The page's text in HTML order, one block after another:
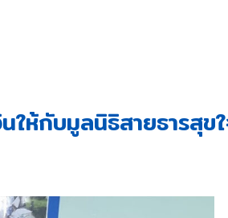
ให้กับมูลนิธิสายธารสุ